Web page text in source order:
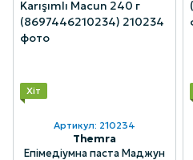
Хіт
Артикул: 210234
Themra
Епімедіумна паста Маджун